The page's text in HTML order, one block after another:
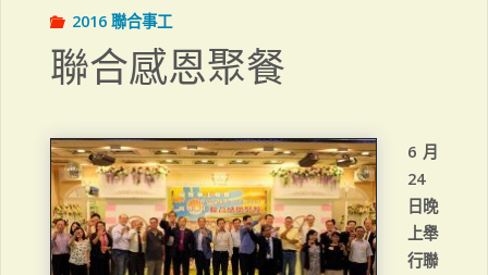
2016 聯合事工
聯合感恩聚餐
6月
24
日晚
上舉
行聯